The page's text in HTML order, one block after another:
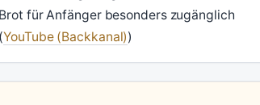
Brot für Anfänger besonders zugänglich
(YouTube (Backkanal))